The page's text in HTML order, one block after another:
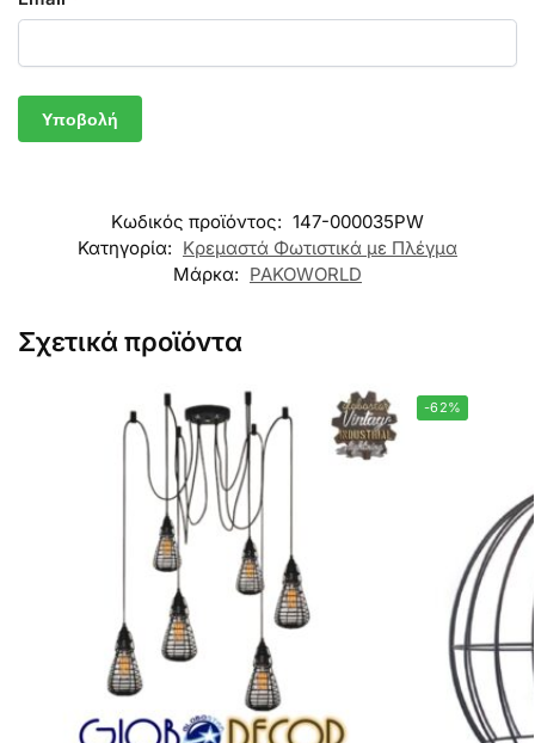
Κωδικός προϊόντος: 147-000035PW
Κατηγορία: Κρεμαστά Φωτιστικά με Πλέγμα
Μάρκα: PAKOWORLD
Σχετικά προϊόντα
-62%